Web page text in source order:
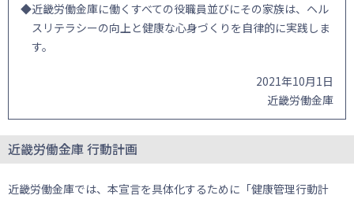
◆近畿労働金庫に働くすべての役職員並びにその家族は、ヘル
スリテラシーの向上と健康な心身づくりを自律的に実践しま
す。
2021年10月1日
近畿労働金庫
近畿労働金庫 行動計画
近畿労働金庫では、本宣言を具体化するために「健康管理行動計